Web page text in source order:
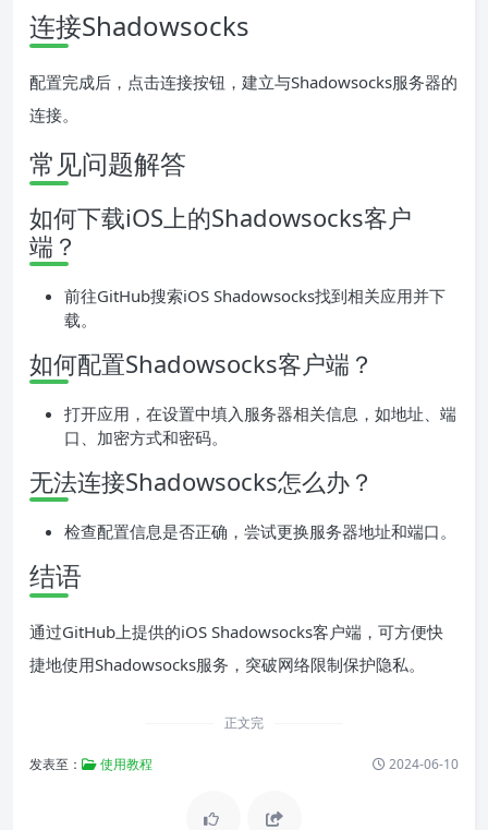
连接Shadowsocks
配置完成后，点击连接按钮，建立与Shadowsocks服务器的
连接。
常见问题解答
如何下载iOS上的Shadowsocks客户
端？
前往GitHub搜索iOS Shadowsocks找到相关应用并下
载。
如何配置Shadowsocks客户端？
打开应用，在设置中填入服务器相关信息，如地址、端
口、加密方式和密码。
无法连接Shadowsocks怎么办？
检查配置信息是否正确，尝试更换服务器地址和端口。
结语
通过GitHub上提供的iOS Shadowsocks客户端，可方便快
捷地使用Shadowsocks服务，突破网络限制保护隐私。
正文完
发表至： 使用教程 2024-06-10